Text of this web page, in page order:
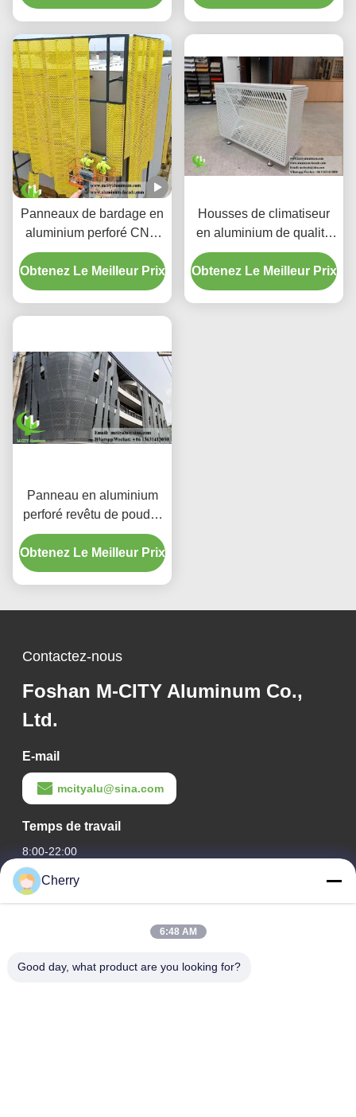
motifs de découpe laser
Panneaux de bardage en
aluminium perforé CNC
personnalisés avec
alliage 3003 H14/H24 et
revêtement PVDF pour
Obtenez Le Meilleur Prix
Housses de climatiseur
en aluminium de qualité
supérieure | Écrans de
protection décoratifs
Obtenez Le Meilleur Prix
Panneau en aluminium
perforé revêtu de poudre
avec couleurs RAL
personnalisées et motifs
de découpe laser pour
Obtenez Le Meilleur Prix
Contactez-nous
Foshan M-CITY Aluminum Co.,
Ltd.
E-mail
mcityalu@sina.com
Temps de travail
8:00-22:00
Notre adresse
Le parc industriel de Hegui, Lishui, Nanhai Foshan
Cherry
6:48 AM
Good day, what product are you looking for?